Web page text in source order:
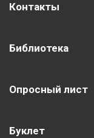
Контакты
Библиотека
Опросный лист
Буклет